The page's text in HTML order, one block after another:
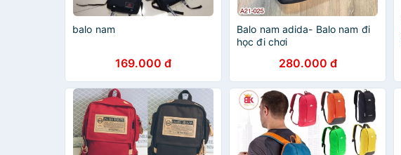
balo nam
169.000 đ
Balo nam adida- Balo nam đi
học đi chơi
280.000 đ